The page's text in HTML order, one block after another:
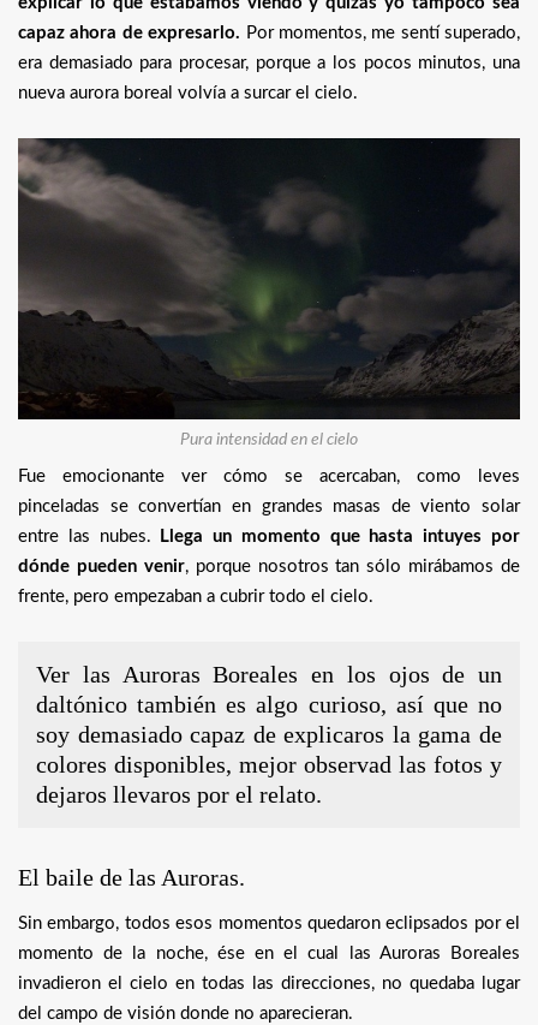
capaz ahora de expresarlo. Por momentos, me sentí superado,
era demasiado para procesar, porque a los pocos minutos, una
nueva aurora boreal volvía a surcar el cielo.
Pura intensidad en el cielo
Fue emocionante ver cómo se acercaban, como leves
pinceladas se convertían en grandes masas de viento solar
entre las nubes.
Llega un momento que hasta intuyes por
dónde pueden venir, porque nosotros tan sólo mirábamos de
frente, pero empezaban a cubrir todo el cielo.
Ver las Auroras Boreales en los ojos de un
daltónico también es algo curioso, así que no
soy demasiado capaz de explicaros la gama de
colores disponibles, mejor observad las fotos y
dejaros llevaros por el relato.
El baile de las Auroras.
Sin embargo, todos esos momentos quedaron eclipsados por el
momento de la noche, ése en el cual las Auroras Boreales
invadieron el cielo en todas las direcciones, no quedaba lugar
del campo de visión donde no aparecieran.